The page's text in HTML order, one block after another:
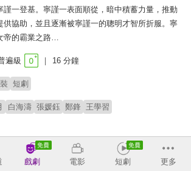
謹一登基。寧謹一表面順從，暗中積蓄力量，推動
供協助，並且逐漸被寧謹一的聰明才智所折服。寧
帝的霸業之路…
遍級 16 分鐘
短劇
白海濤 張媛鈺 鄭鋒 王學習
短劇
# 免費短劇
戲劇 電影 短劇 更多